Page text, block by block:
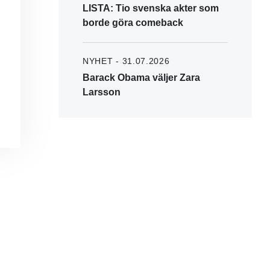
LISTA: Tio svenska akter som
borde göra comeback
NYHET - 31.07.2026
Barack Obama väljer Zara
Larsson